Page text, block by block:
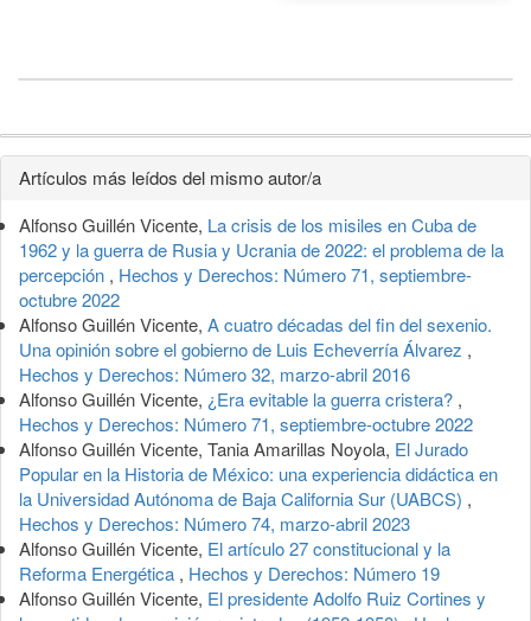
Detalles
del
artículo
Artículos más leídos del mismo autor/a
Alfonso Guillén Vicente, La crisis de los misiles en Cuba de
1962 y la guerra de Rusia y Ucrania de 2022: el problema de la
percepción , Hechos y Derechos: Número 71, septiembre-
octubre 2022
Alfonso Guillén Vicente, A cuatro décadas del fin del sexenio.
Una opinión sobre el gobierno de Luis Echeverría Álvarez ,
Hechos y Derechos: Número 32, marzo-abril 2016
Alfonso Guillén Vicente, ¿Era evitable la guerra cristera? ,
Hechos y Derechos: Número 71, septiembre-octubre 2022
Alfonso Guillén Vicente, Tania Amarillas Noyola, El Jurado
Popular en la Historia de México: una experiencia didáctica en
la Universidad Autónoma de Baja California Sur (UABCS) ,
Hechos y Derechos: Número 74, marzo-abril 2023
Alfonso Guillén Vicente, El artículo 27 constitucional y la
Reforma Energética , Hechos y Derechos: Número 19
Alfonso Guillén Vicente, El presidente Adolfo Ruiz Cortines y